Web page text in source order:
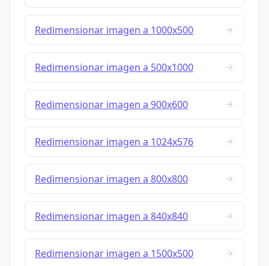
Redimensionar imagen a 1000x500
Redimensionar imagen a 500x1000
Redimensionar imagen a 900x600
Redimensionar imagen a 1024x576
Redimensionar imagen a 800x800
Redimensionar imagen a 840x840
Redimensionar imagen a 1500x500